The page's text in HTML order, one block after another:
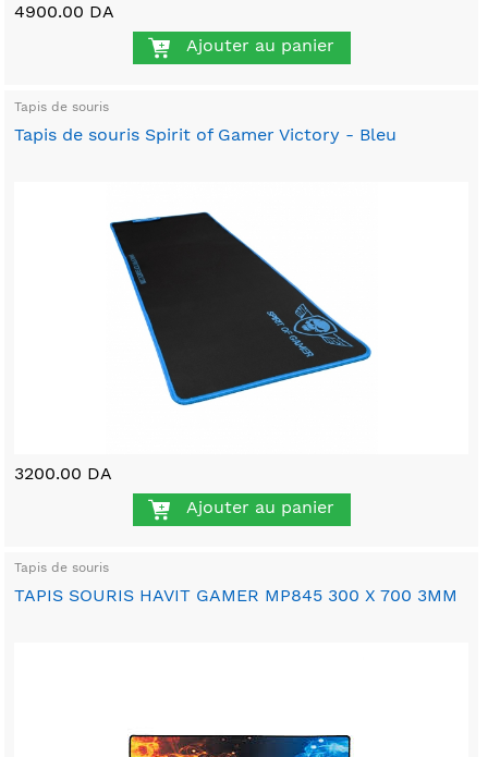
4900.00 DA
Ajouter au panier
Tapis de souris
Tapis de souris Spirit of Gamer Victory - Bleu
3200.00 DA
Ajouter au panier
Tapis de souris
TAPIS SOURIS HAVIT GAMER MP845 300 X 700 3MM